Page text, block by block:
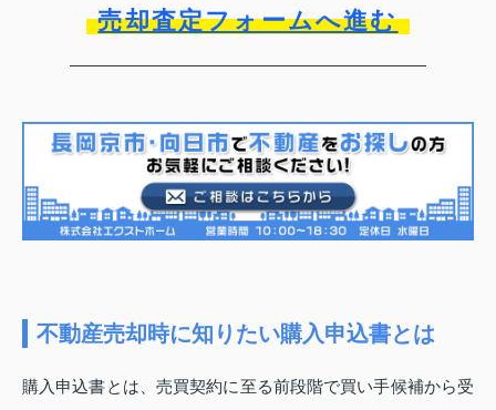
売却査定フォームへ進む
不動産売却時に知りたい購入申込書とは
購入申込書とは、売買契約に至る前段階で買い手候補から受